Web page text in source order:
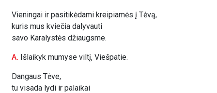
Vieningai ir pasitikėdami kreipiamės į Tėvą,
kuris mus kviečia dalyvauti
savo Karalystės džiaugsme.
A. Išlaikyk mumyse viltį, Viešpatie.
Dangaus Tėve,
tu visada lydi ir palaikai